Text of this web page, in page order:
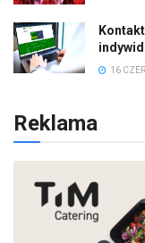
16
Reklama